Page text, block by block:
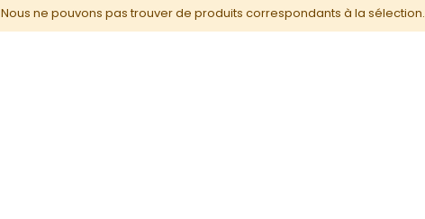
Nous ne pouvons pas trouver de produits correspondants à la sélection.